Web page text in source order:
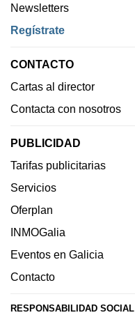
Newsletters
Regístrate
CONTACTO
Cartas al director
Contacta con nosotros
PUBLICIDAD
Tarifas publicitarias
Servicios
Oferplan
INMOGalia
Eventos en Galicia
Contacto
RESPONSABILIDAD SOCIAL